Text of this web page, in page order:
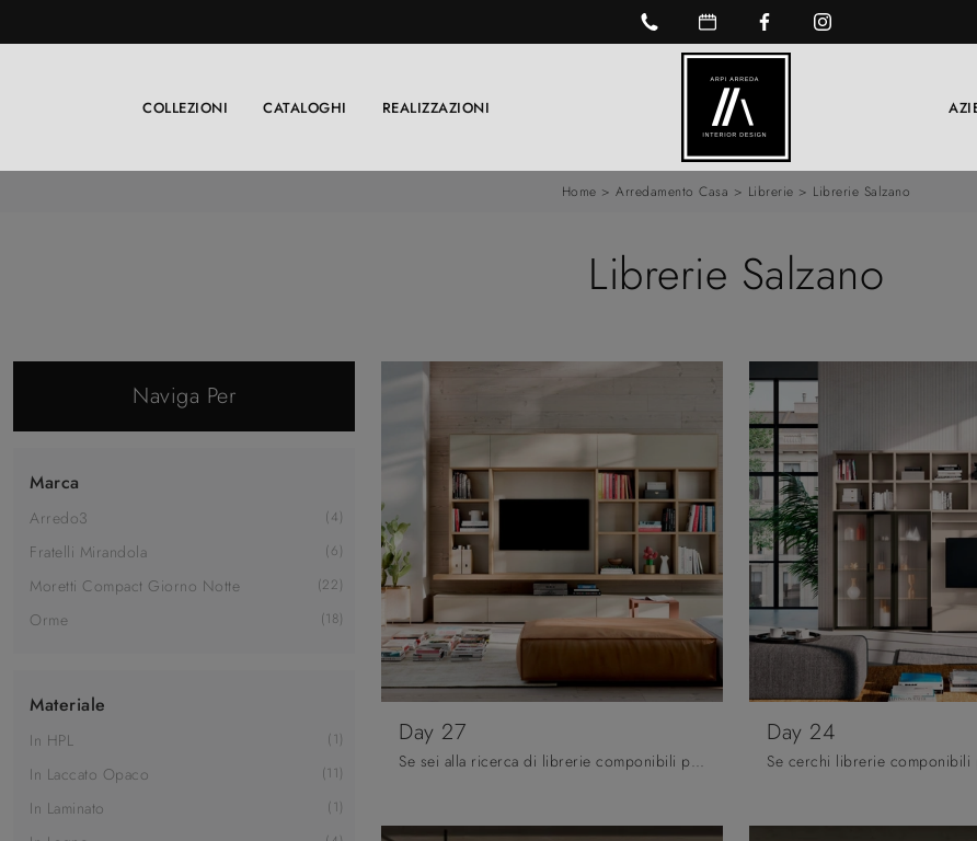
COLLEZIONI CATALOGHI REALIZZAZIONI
Home >Arredamento Casa > Librerie > Librerie Salzano
Librerie Salzano
Naviga Per
Marca
Arredo3 4
Fratelli Mirandola 6
Moretti Compact Giorno Notte 22
Orme 18
Materiale
In HPL 1
In Laccato Opaco 11
In Laminato 1
Day 27
Se sei alla ricerca di librerie componibili per il soggiorno, clicca e scopri le nostre soluzioni moderne: il modello Day 27 Orme ti sta aspettando!
Day 24